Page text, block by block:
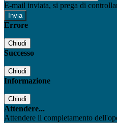
E-mail inviata, si prega di
Errore
Chiudi
Successo
Chiudi
Informazione
Chiudi
Attendere...
Attendere il completamento